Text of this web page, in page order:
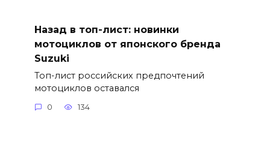
Назад в топ-лист: новинки
мотоциклов от японского бренда
Suzuki
Топ-лист российских предпочтений
мотоциклов оставался
0 134